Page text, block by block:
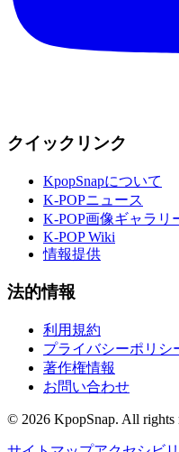
クイックリンク
KpopSnapについて
K-POPニュース
K-POP画像ギャラリ
K-POP Wiki
情報提供
法的情報
利用規約
プライバシーポリシ
著作権情報
お問い合わせ
© 2026 KpopSnap. All rights